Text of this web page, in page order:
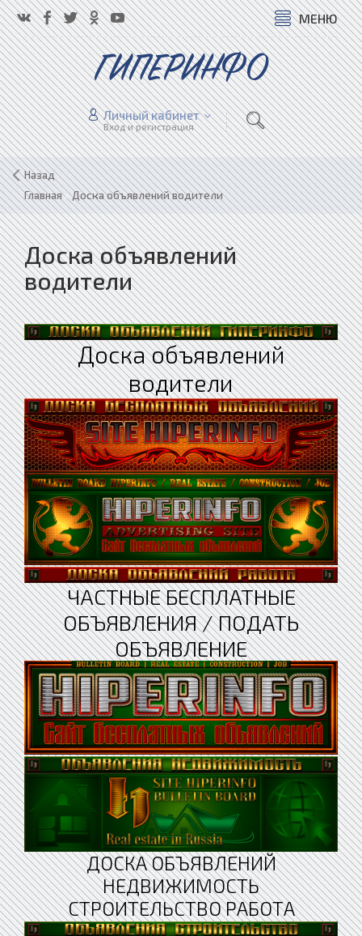
МЕНЮ
ГИПЕРИНФО
Личный кабинет
Вход и регистрация
Назад
Главная»Доска объявлений водители
Доска объявлений
водители
Доска объявлений
водители
ЧАСТНЫЕ БЕСПЛАТНЫЕ
ОБЪЯВЛЕНИЯ / ПОДАТЬ
ОБЪЯВЛЕНИЕ
ДОСКА ОБЪЯВЛЕНИЙ
НЕДВИЖИМОСТЬ
СТРОИТЕЛЬСТВО РАБОТА